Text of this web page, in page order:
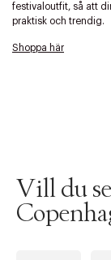
festivaloutfit, så att
praktisk och trendig.
Shoppa här
Vill du